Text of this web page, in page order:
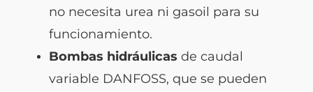
no necesita urea ni gasoil para su
funcionamiento.
Bombas hidráulicas de caudal
variable DANFOSS, que se pueden